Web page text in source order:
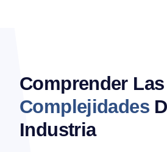
Comprender Las
Complejidades
Industria